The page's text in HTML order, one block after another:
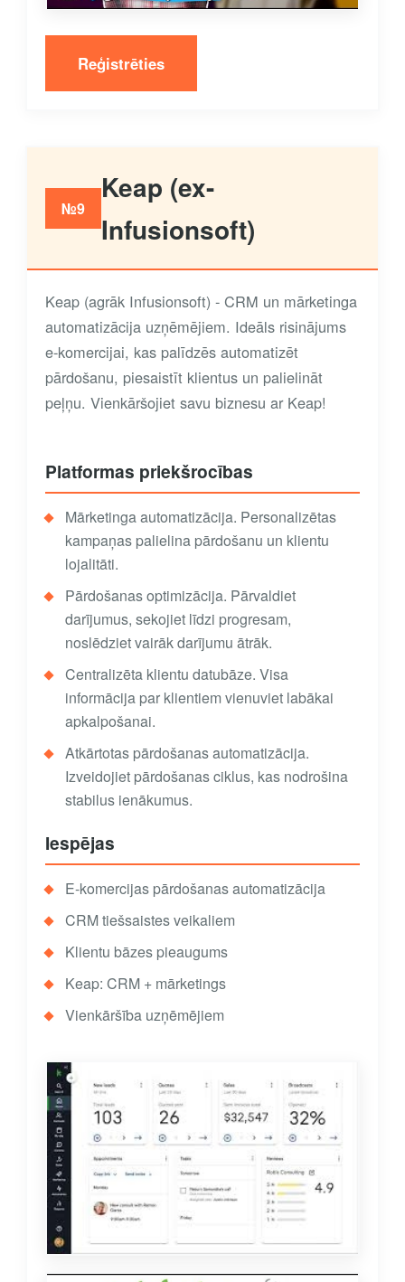
Reģistrēties
№9
Keap (ex-
Infusionsoft)
Keap (agrāk Infusionsoft) - CRM un mārketinga
automatizācija uzņēmējiem. Ideāls risinājums
e-komercijai, kas palīdzēs automatizēt
pārdošanu, piesaistīt klientus un palielināt
peļņu. Vienkāršojiet savu biznesu ar Keap!
Platformas priekšrocības
Mārketinga automatizācija. Personalizētas
kampaņas palielina pārdošanu un klientu
lojalitāti.
Pārdošanas optimizācija. Pārvaldiet
darījumus, sekojiet līdzi progresam,
noslēdziet vairāk darījumu ātrāk.
Centralizēta klientu datubāze. Visa
informācija par klientiem vienuviet labākai
apkalpošanai.
Atkārtotas pārdošanas automatizācija.
Izveidojiet pārdošanas ciklus, kas nodrošina
stabilus ienākumus.
Iespējas
E-komercijas pārdošanas automatizācija
CRM tiešsaistes veikaliem
Klientu bāzes pieaugums
Keap: CRM + mārketings
Vienkāršība uzņēmējiem